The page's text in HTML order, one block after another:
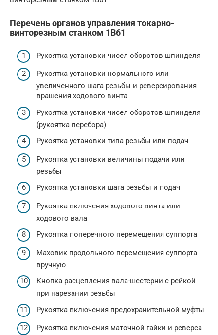
Перечень органов управления токарно-
винторезным станком 1В61
Рукоятка установки чисел оборотов шпинделя
Рукоятка установки нормального или
увеличенного шага резьбы и реверсирования
вращения ходового винта
Рукоятка установки чисел оборотов шпинделя
(рукоятка перебора)
Рукоятка установки типа резьбы или подач
Рукоятка установки величины подачи или
резьбы
Рукоятка установки шага резьбы и подач
Рукоятка включения ходового винта или
ходового вала
Рукоятка поперечного перемещения суппорта
Маховик продольного перемещения суппорта
вручную
Кнопка расцепления вала-шестерни с рейкой
при нарезании резьбы
Рукоятка включения предохранительной муфты
Рукоятка включения маточной гайки и реверса